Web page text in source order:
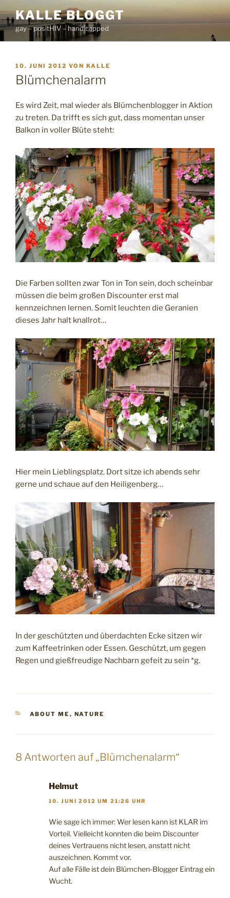
Inhalt
springen
KALLE BLOGGT
gay – positHIV – handicapped
VERÖFFENTLICHT
AM
10. JUNI 2012 VON KALLE
Blümchenalarm
Es wird Zeit, mal wieder als Blümchenblogger in Aktion
zu treten. Da trifft es sich gut, dass momentan unser
Balkon in voller Blüte steht:
Die Farben sollten zwar Ton in Ton sein, doch scheinbar
müssen die beim großen Discounter erst mal
kennzeichnen lernen. Somit leuchten die Geranien
dieses Jahr halt knallrot…
Hier mein Lieblingsplatz. Dort sitze ich abends sehr
gerne und schaue auf den Heiligenberg…
In der geschützten und überdachten Ecke sitzen wir
zum Kaffeetrinken oder Essen. Geschützt, um gegen
Regen und gießfreudige Nachbarn gefeit zu sein *g.
KATEGORIEN
ABOUT ME , NATURE
8 Antworten auf „Blümchenalarm“
Helmut
10. JUNI 2012 UM 21:26 UHR
Wie sage ich immer: Wer lesen kann ist KLAR im
Vorteil. Vielleicht konnten die beim Discounter
deines Vertrauens nicht lesen, anstatt nicht
auszeichnen. Kommt vor.
Auf alle Fälle ist dein Blümchen-Blogger Eintrag ein
Wucht.